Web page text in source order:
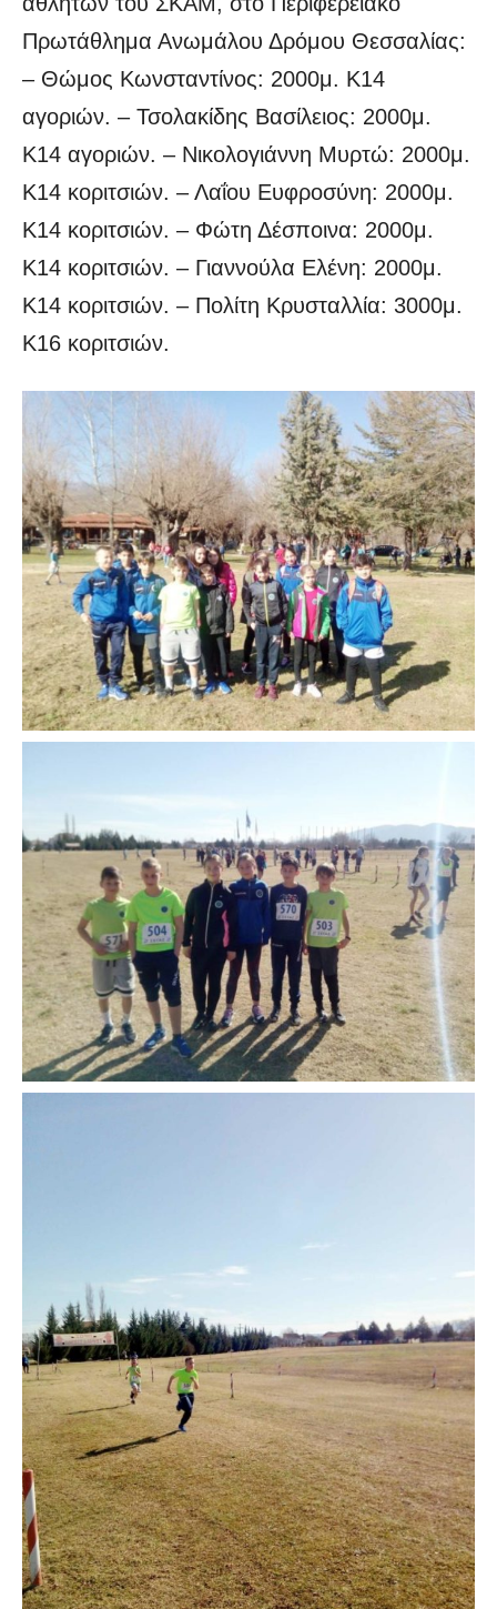
Πρωτάθλημα Ανωμάλου Δρόμου Θεσσαλίας:
– Θώμος Κωνσταντίνος: 2000μ. Κ14
αγοριών. – Τσολακίδης Βασίλειος: 2000μ.
Κ14 αγοριών. – Νικολογιάννη Μυρτώ: 2000μ.
Κ14 κοριτσιών. – Λαΐου Ευφροσύνη: 2000μ.
Κ14 κοριτσιών. – Φώτη Δέσποινα: 2000μ.
Κ14 κοριτσιών. – Γιαννούλα Ελένη: 2000μ.
Κ14 κοριτσιών. – Πολίτη Κρυσταλλία: 3000μ.
Κ16 κοριτσιών.